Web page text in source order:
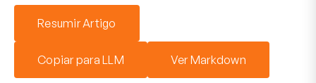
Resumir Artigo
Copiar para LLM Ver Markdown